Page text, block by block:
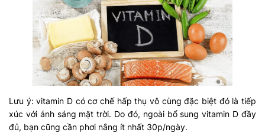
Lưu ý: vitamin D có cơ chế hấp thụ vô cùng đặc biệt đó là tiếp
xúc với ánh sáng mặt trời. Do đó, ngoài bổ sung vitamin D đầy
đủ, bạn cũng cần phơi nắng ít nhất 30p/ngày.